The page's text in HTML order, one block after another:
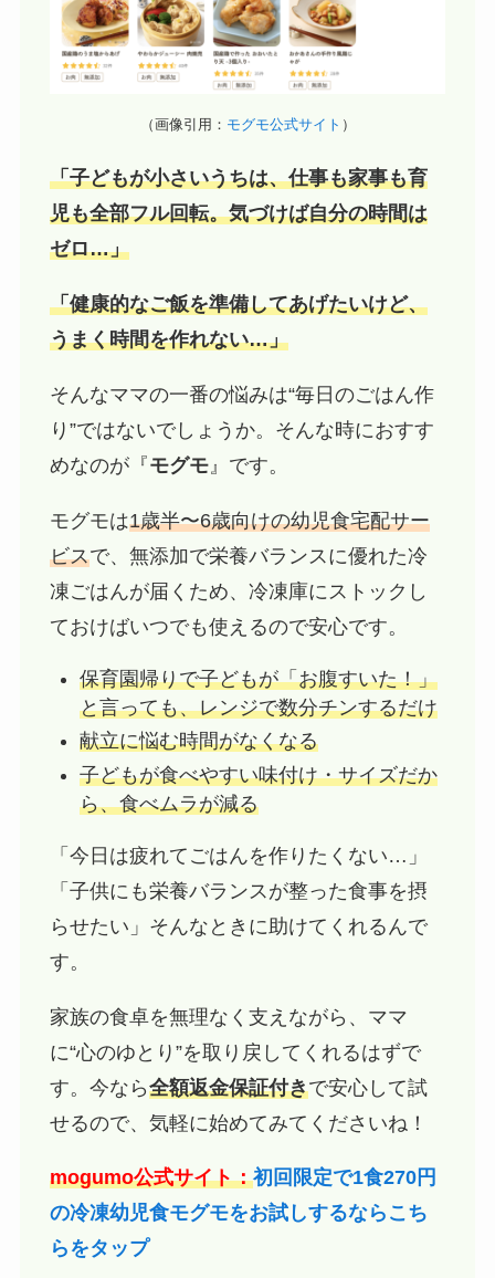
（画像引用： モグモ公式サイト ）
「子どもが小さいうちは、仕事も家事も育
児も全部フル回転。気づけば自分の時間は
ゼロ…」
「健康的なご飯を準備してあげたいけど、
うまく時間を作れない…」
そんなママの一番の悩みは“毎日のごはん作
り”ではないでしょうか。そんな時におすす
めなのが『モグモ』です。
モグモは1歳半〜6歳向けの幼児食宅配サー
ビスで、無添加で栄養バランスに優れた冷
凍ごはんが届くため、冷凍庫にストックし
ておけばいつでも使えるので安心です。
保育園帰りで子どもが「お腹すいた！」
と言っても、レンジで数分チンするだけ
献立に悩む時間がなくなる
子どもが食べやすい味付け・サイズだか
ら、食べムラが減る
「今日は疲れてごはんを作りたくない…」
「子供にも栄養バランスが整った食事を摂
らせたい」そんなときに助けてくれるんで
す。
家族の食卓を無理なく支えながら、ママ
に“心のゆとり”を取り戻してくれるはずで
す。今なら全額返金保証付きで安心して試
せるので、気軽に始めてみてくださいね！
mogumo公式サイト：初回限定で1食270円
の冷凍幼児食モグモをお試しするならこち
らをタップ